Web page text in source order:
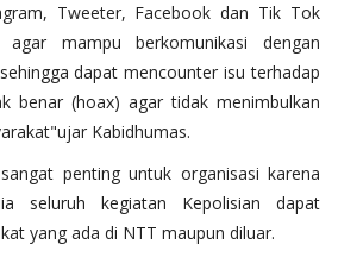
Tweeter, Facebook dan Tik Tok
mampu berkomunikasi dengan
dapat mencounter isu terhadap
benar (hoax) agar tidak menimbulkan
Kabidhumas.
penting untuk organisasi karena
seluruh kegiatan Kepolisian dapat
yang ada di NTT maupun diluar.